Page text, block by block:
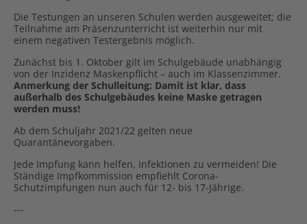
Die Testungen an unseren Schulen werden ausgeweitet; die
Teilnahme am Präsenzunterricht ist weiterhin nur mit
einem negativen Testergebnis möglich.
Zunächst bis 1. Oktober gilt im Schulgebäude unabhängig
von der Inzidenz Maskenpflicht – auch im Klassenzimmer.
Anmerkung der Schulleitung: Damit ist klar, dass
außerhalb des Schulgebäudes keine Maske getragen
werden muss!
Ab dem Schuljahr 2021/22 gelten neue
Quarantänevorgaben.
Jede Impfung kann helfen, Infektionen zu vermeiden! Die
Ständige Impfkommission empfiehlt Corona-
Schutzimpfungen nun auch für 12- bis 17-Jährige.
---